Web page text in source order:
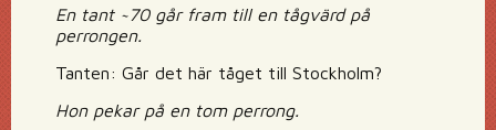
En tant ~70 går fram till en tågvärd på
perrongen.
Tanten: Går det här tåget till Stockholm?
Hon pekar på en tom perrong.